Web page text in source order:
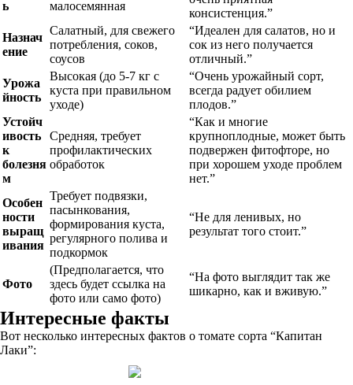
ь малосемянная
консистенция.”
Назнач
ение
Салатный, для свежего
потребления, соков,
соусов
“Идеален для салатов, но и
сок из него получается
отличный.”
Урожа
йность
Высокая (до 5-7 кг с
куста при правильном
уходе)
“Очень урожайный сорт,
всегда радует обилием
плодов.”
Устойч
ивость
к
болезня
м
Средняя, требует
профилактических
обработок
“Как и многие
крупноплодные, может быть
подвержен фитофторе, но
при хорошем уходе проблем
нет.”
Особен
ности
выращ
ивания
Требует подвязки,
пасынкования,
формирования куста,
регулярного полива и
подкормок
“Не для ленивых, но
результат того стоит.”
Фото
(Предполагается, что
здесь будет ссылка на
фото или само фото)
“На фото выглядит так же
шикарно, как и вживую.”
Интересные факты
Вот несколько интересных фактов о томате сорта “Капитан
Лаки”: